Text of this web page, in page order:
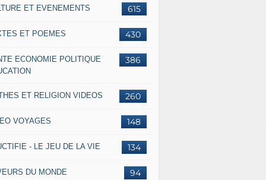
615
ET EVENEMENTS
430
ET POEMES
386
ECONOMIE POLITIQUE
260
ET RELIGION VIDEOS
148
VOYAGES
134
- LE JEU DE LA VIE
94
DU MONDE